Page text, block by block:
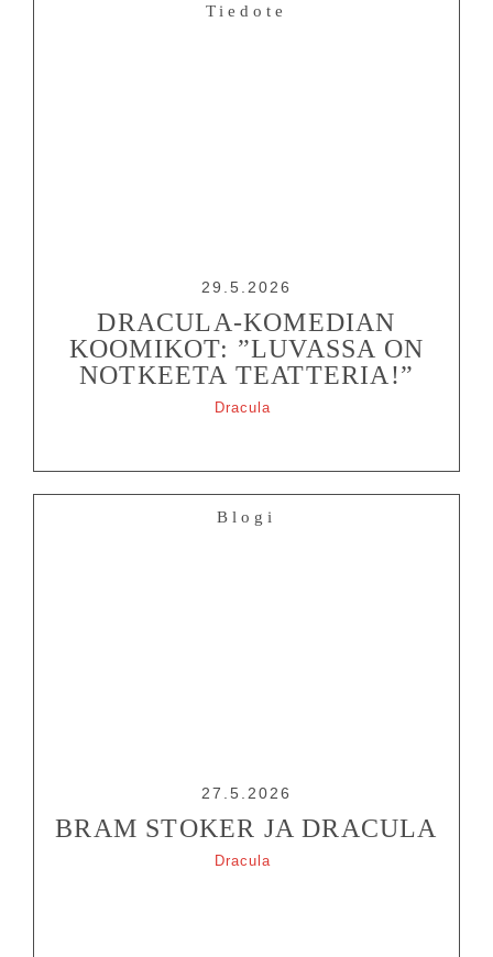
Tiedote
29.5.2026
DRACULA-KOMEDIAN
KOOMIKOT: ”LUVASSA ON
NOTKEETA TEATTERIA!”
Dracula
Blogi
27.5.2026
BRAM STOKER JA DRACULA
Dracula